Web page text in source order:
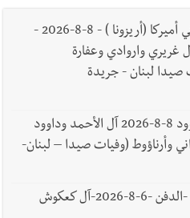
وفاة دايفيد علي غازي غريري في أميركا (أريزونا ) - 8-8-2026 -
في صيدا - 10-8-2026 آل غريري واروادي وعفارة
صيدا لبنان - جريدة
وفاة الحاجة وداد علي الحاج داوود 8-8-2026 آل الأحمد وداوود
وأرناؤوط (وفيات صيدا – لبنان-
وفاة الحاجة رقية محمد حمودة -الدفن -6-8-2026-آل كعكوش